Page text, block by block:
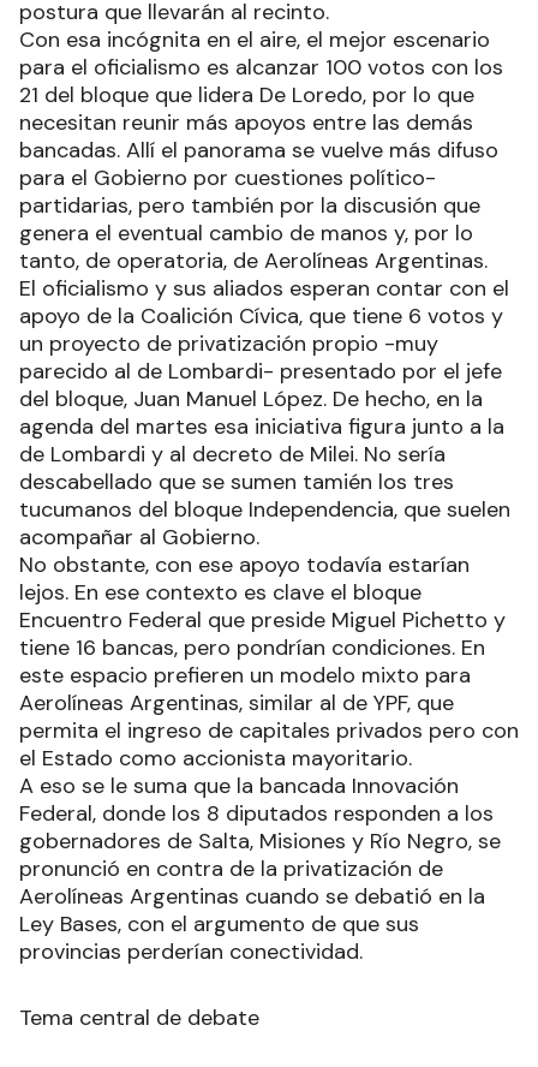
postura que llevarán al recinto.
Con esa incógnita en el aire, el mejor escenario
para el oficialismo es alcanzar 100 votos con los
21 del bloque que lidera De Loredo, por lo que
necesitan reunir más apoyos entre las demás
bancadas. Allí el panorama se vuelve más difuso
para el Gobierno por cuestiones político-
partidarias, pero también por la discusión que
genera el eventual cambio de manos y, por lo
tanto, de operatoria, de Aerolíneas Argentinas.
El oficialismo y sus aliados esperan contar con el
apoyo de la Coalición Cívica, que tiene 6 votos y
un proyecto de privatización propio -muy
parecido al de Lombardi- presentado por el jefe
del bloque, Juan Manuel López. De hecho, en la
agenda del martes esa iniciativa figura junto a la
de Lombardi y al decreto de Milei. No sería
descabellado que se sumen tamién los tres
tucumanos del bloque Independencia, que suelen
acompañar al Gobierno.
No obstante, con ese apoyo todavía estarían
lejos. En ese contexto es clave el bloque
Encuentro Federal que preside Miguel Pichetto y
tiene 16 bancas, pero pondrían condiciones. En
este espacio prefieren un modelo mixto para
Aerolíneas Argentinas, similar al de YPF, que
permita el ingreso de capitales privados pero con
el Estado como accionista mayoritario.
A eso se le suma que la bancada Innovación
Federal, donde los 8 diputados responden a los
gobernadores de Salta, Misiones y Río Negro, se
pronunció en contra de la privatización de
Aerolíneas Argentinas cuando se debatió en la
Ley Bases, con el argumento de que sus
provincias perderían conectividad.
Tema central de debate